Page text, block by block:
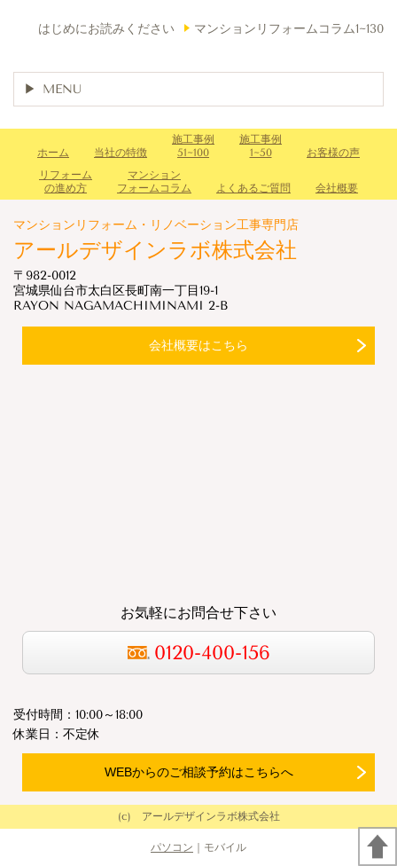
はじめにお読みください マンションリフォームコラム1~130
MENU
ホーム 当社の特徴
施工事例
51~100
施工事例
1~50
お客様の声
リフォーム
の進め方
マンション
フォームコラム
よくあるご質問 会社概要
マンションリフォーム・リノベーション工事専門店
アールデザインラボ株式会社
〒982-0012
宮城県仙台市太白区長町南一丁目19-1
RAYON NAGAMACHIMINAMI 2-B
会社概要はこちら
お気軽にお問合せ下さい
0120-400-156
受付時間：10:00～18:00
休業日：不定休
WEBからのご相談予約はこちらへ
(c) アールデザインラボ株式会社
パソコン ｜モバイル